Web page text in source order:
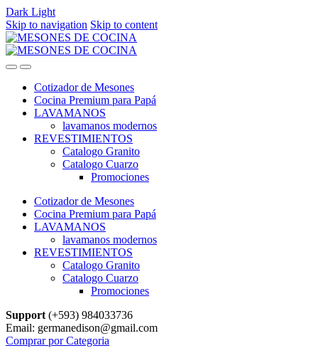
Dark Light
Skip to navigation Skip to content
Cotizador de Mesones
Cocina Premium para Papá
LAVAMANOS
lavamanos modernos
REVESTIMIENTOS
Catalogo Granito
Catalogo Cuarzo
Promociones
Cotizador de Mesones
Cocina Premium para Papá
LAVAMANOS
lavamanos modernos
REVESTIMIENTOS
Catalogo Granito
Catalogo Cuarzo
Promociones
Support (+593) 984033736
Email: germanedison@gmail.com
Comprar por Categoria